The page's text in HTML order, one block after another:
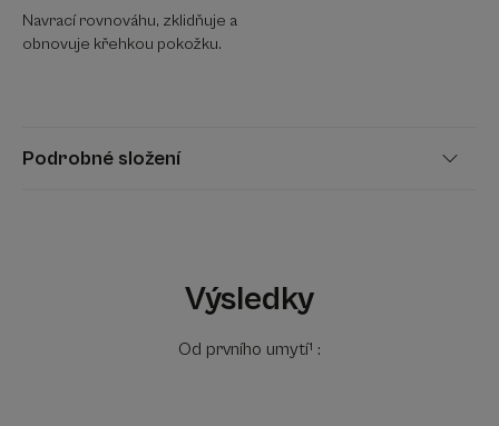
Podrobné složení
Navrací rovnováhu, zklidňuje a
obnovuje křehkou pokožku.
Výsledky
Od prvního umytí¹ :